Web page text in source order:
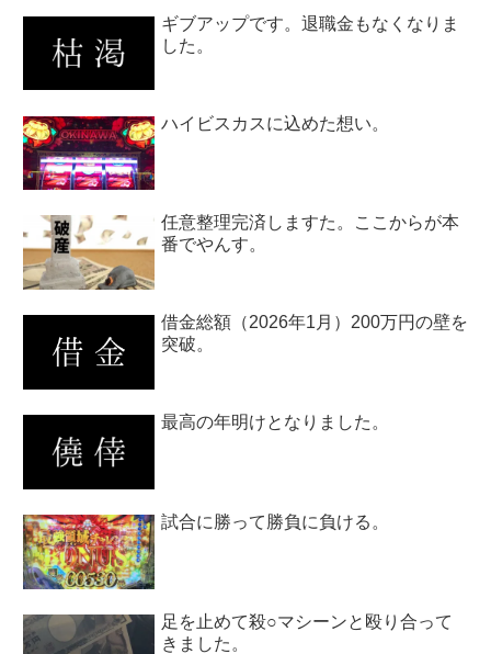
ギブアップです。退職金もなくなりま
した。
ハイビスカスに込めた想い。
任意整理完済しますた。ここからが本
番でやんす。
借金総額（2026年1月）200万円の壁を
突破。
最高の年明けとなりました。
試合に勝って勝負に負ける。
足を止めて殺○マシーンと殴り合って
きました。